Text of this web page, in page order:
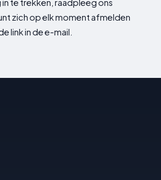
te trekken, raadpleeg ons
zich op elk moment afmelden
link in de e-mail.